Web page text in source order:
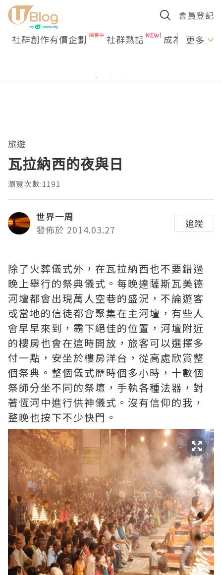
會員登記
社群創作有價企劃 社群熱話 成為U更多
旅遊
瓦拉納西的夜與日
瀏覽次數:1191
世界一周
發佈於 2014.03.27
追蹤
除了火葬儀式外，在瓦拉納西也不要錯過
晚上舉行的祭典儀式。每晚達薩斯瓦美德
河壇都會出現萬人空巷的盛況，不論遊客
或當地的信徒都會聚集在主河壇，有些人
會早早來到，霸下絕佳的位置，河壇附近
的樓房也會在這時開放，旅客可以選擇多
付一點，安坐於樓房洋台，從高處欣賞整
個祭典。整個儀式歷時個多小時，十數個
祭師分坐不同的祭壇，手執各種法器，對
著恆河中進行供神儀式。沒有信仰的我，
整晚也按下不少快門。